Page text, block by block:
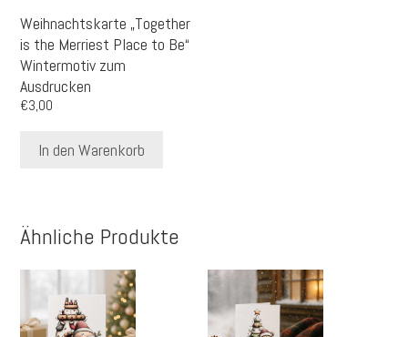
Weihnachtskarte „Together
is the Merriest Place to Be“
Wintermotiv zum
Ausdrucken
€3,00
In den Warenkorb
Ähnliche Produkte